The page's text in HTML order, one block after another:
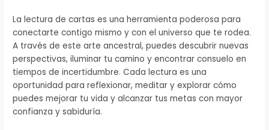
La lectura de cartas es una herramienta poderosa para
conectarte contigo mismo y con el universo que te rodea.
A través de este arte ancestral, puedes descubrir nuevas
perspectivas, iluminar tu camino y encontrar consuelo en
tiempos de incertidumbre. Cada lectura es una
oportunidad para reflexionar, meditar y explorar cómo
puedes mejorar tu vida y alcanzar tus metas con mayor
confianza y sabiduría.